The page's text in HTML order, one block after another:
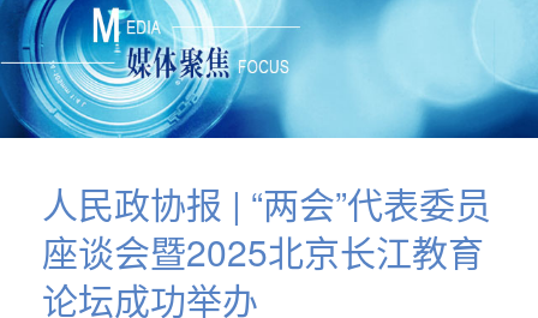
人民政协报 | “两会”代表委员
座谈会暨2025北京长江教育
论坛成功举办